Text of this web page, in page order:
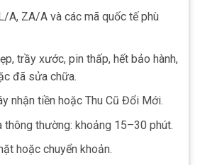
A, ZA/A và các mã quốc tế phù
trầy xước, pin thấp, hết bảo hành,
đã sửa chữa.
nhận tiền hoặc Thu Cũ Đổi Mới.
thông thường: khoảng 15–30 phút.
hoặc chuyển khoản.